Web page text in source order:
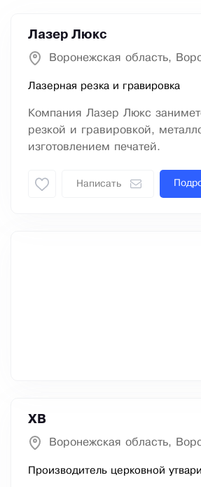
Лазер Люкс
Воронежская область,
Лазерная резка и гравировка
Компания Лазер Люкс
резкой и гравировкой,
изготовлением печатей.
Написать
ХВ
Воронежская область,
Производитель церковной утвари